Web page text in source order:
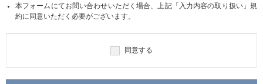
本フォームにてお問い合わせいただく場合、上記「入力内容の取り扱い」規
約に同意いただく必要がございます。
同意する